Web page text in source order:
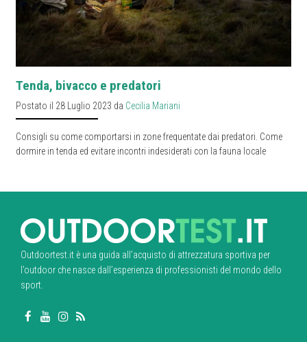
Tenda, bivacco e predatori
Postato il 28 Luglio 2023 da Cecilia Mariani
Consigli su come comportarsi in zone frequentate dai predatori. Come
dormire in tenda ed evitare incontri indesiderati con la fauna locale
Outdoortest.it è una guida all’acquisto di attrezzatura sportiva per
l’outdoor che nasce dall’esperienza di professionisti del mondo dello
sport.